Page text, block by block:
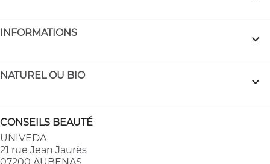
INFORMATIONS 
NATUREL OU BIO 
CONSEILS BEAUTÉ
UNIVEDA
21 rue Jean Jaurès